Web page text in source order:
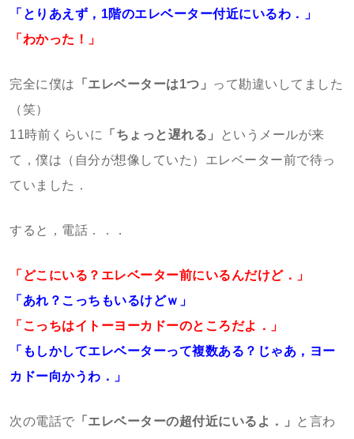
「とりあえず，1階のエレベーター付近にいるわ．」
「わかった！」
完全に僕は 「エレベーターは1つ」
って勘違いしてました
（笑）
11時前くらいに
「ちょっと遅れる」
というメールが来
て，僕は（自分が想像していた）エレベーター前で待っ
ていました．
すると，電話．．．
「どこにいる？エレベーター前にいるんだけど．」
「あれ？こっちもいるけどｗ」
「こっちはイトーヨーカドーのところだよ．」
「もしかしてエレベーターって複数ある？じゃあ，ヨー
カドー向かうわ．」
次の電話で 「エレベーターの超付近にいるよ．」
と言わ